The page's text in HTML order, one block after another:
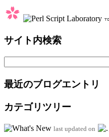
サイト内検索
最近のブログエントリ
カテゴリツリー
last updated on